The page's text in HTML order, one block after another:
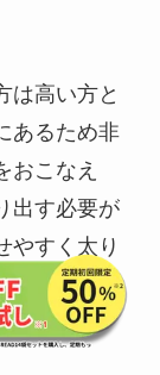
は高い方と
あるため非
おこなえ
出す必要が
やすく太り